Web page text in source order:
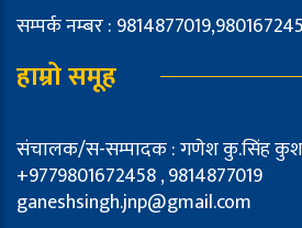
सम्पर्क नम्बर :
हाम्रो समूह
संचालक/स-सम्पादक : गणेश कु.सिंह
+9779801672458 , 9814877019
ganeshsingh.jnp@gmail.com